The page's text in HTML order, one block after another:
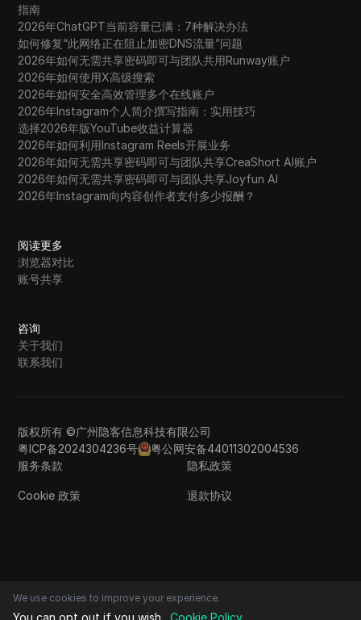
指南
2026年ChatGPT当前容量已满：7种解决办法
如何修复“此网络正在阻止加密DNS流量”问题
2026年如何无需共享密码即可与团队共用Runway账户
2026年如何使用X高级搜索
2026年如何安全高效管理多个在线账户
2026年Instagram个人简介撰写指南：实用技巧
选择2026年版YouTube收益计算器
2026年如何利用Instagram Reels开展业务
2026年如何无需共享密码即可与团队共享CreaShort AI账户
2026年如何无需共享密码即可与团队共享Joyfun AI
2026年Instagram向内容创作者支付多少报酬？
阅读更多
浏览器对比
账号共享
咨询
关于我们
联系我们
版权所有 ©广州隐客信息科技有限公司
粤ICP备2024304236号
粤公网安备44011302004536
服务条款
隐私政策
Cookie 政策 退款协议
We use cookies to improve your experience.
You can opt out if you wish. Cookie Policy